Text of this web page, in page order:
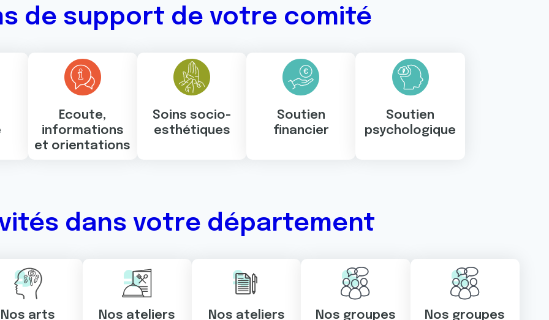
de support de votre comité
Ecoute,
informations
et orientations
Soins socio-
esthétiques
Soutien
financier
Soutien
psychologique
dans votre département
Nos arts
Nos ateliers
Nos ateliers
Nos groupes
Nos groupes